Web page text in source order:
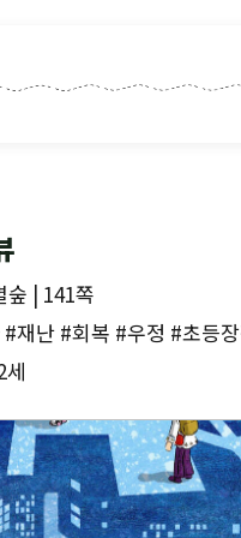
숲 | 141쪽
재난 #회복 #우정 #초등
세